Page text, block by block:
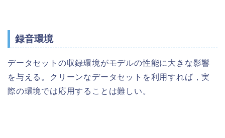
録音環境
データセットの収録環境がモデルの性能に大きな影響
を与える。クリーンなデータセットを利用すれば，実
際の環境では応用することは難しい。